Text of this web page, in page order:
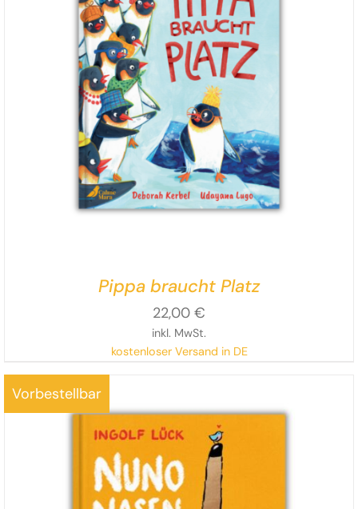
Pippa braucht Platz
22,00 €
inkl. MwSt.
kostenloser Versand in DE
Deborah Kerbel und
respektvolle Umgang mit unterschiedlichen
Bedürfnissen Eisberge versetzen kann.
Vorbestellbar